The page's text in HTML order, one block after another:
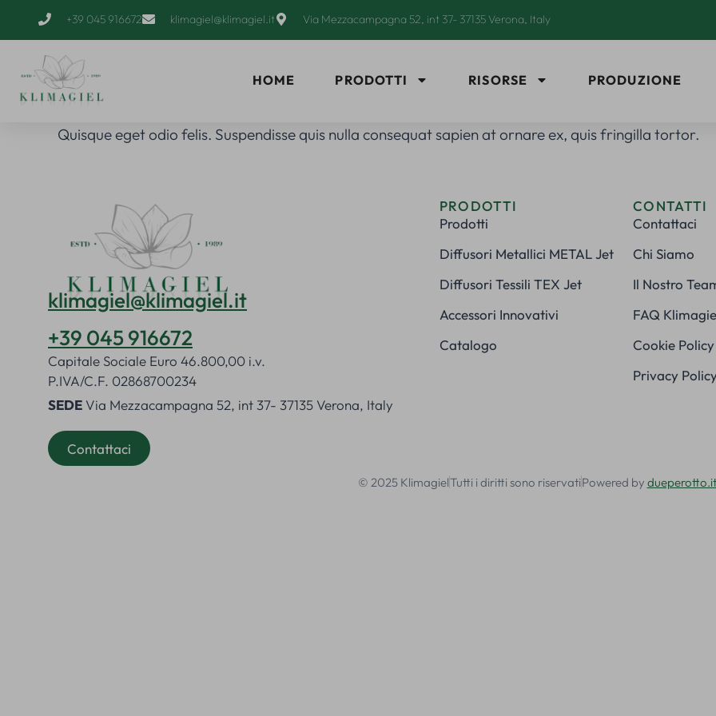
+39 045 916672 klimagiel@klimagiel.it Via Mezzacampagna 52, int 37- 37135 Verona, Italy
HOME PRODOTTI RISORSE PRODUZIONE
Quisque eget odio felis. Suspendisse quis nulla consequat sapien at ornare ex, quis fringilla tortor.
klimagiel@klimagiel.it
+39 045 916672
Capitale Sociale Euro 46.800,00 i.v.
P.IVA/C.F. 02868700234
SEDEVia Mezzacampagna 52, int 37- 37135 Verona, Italy
Contattaci
PRODOTTI
Prodotti
Diffusori Metallici METAL Jet
Diffusori Tessili TEX Jet
Accessori Innovativi
Catalogo
CONTATTI
Contattaci
Chi Siamo
Il Nostro
FAQ
Cookie Policy
Privacy
© 2025 KlimagielTutti i diritti sono riservatiPowered by dueperotto.it